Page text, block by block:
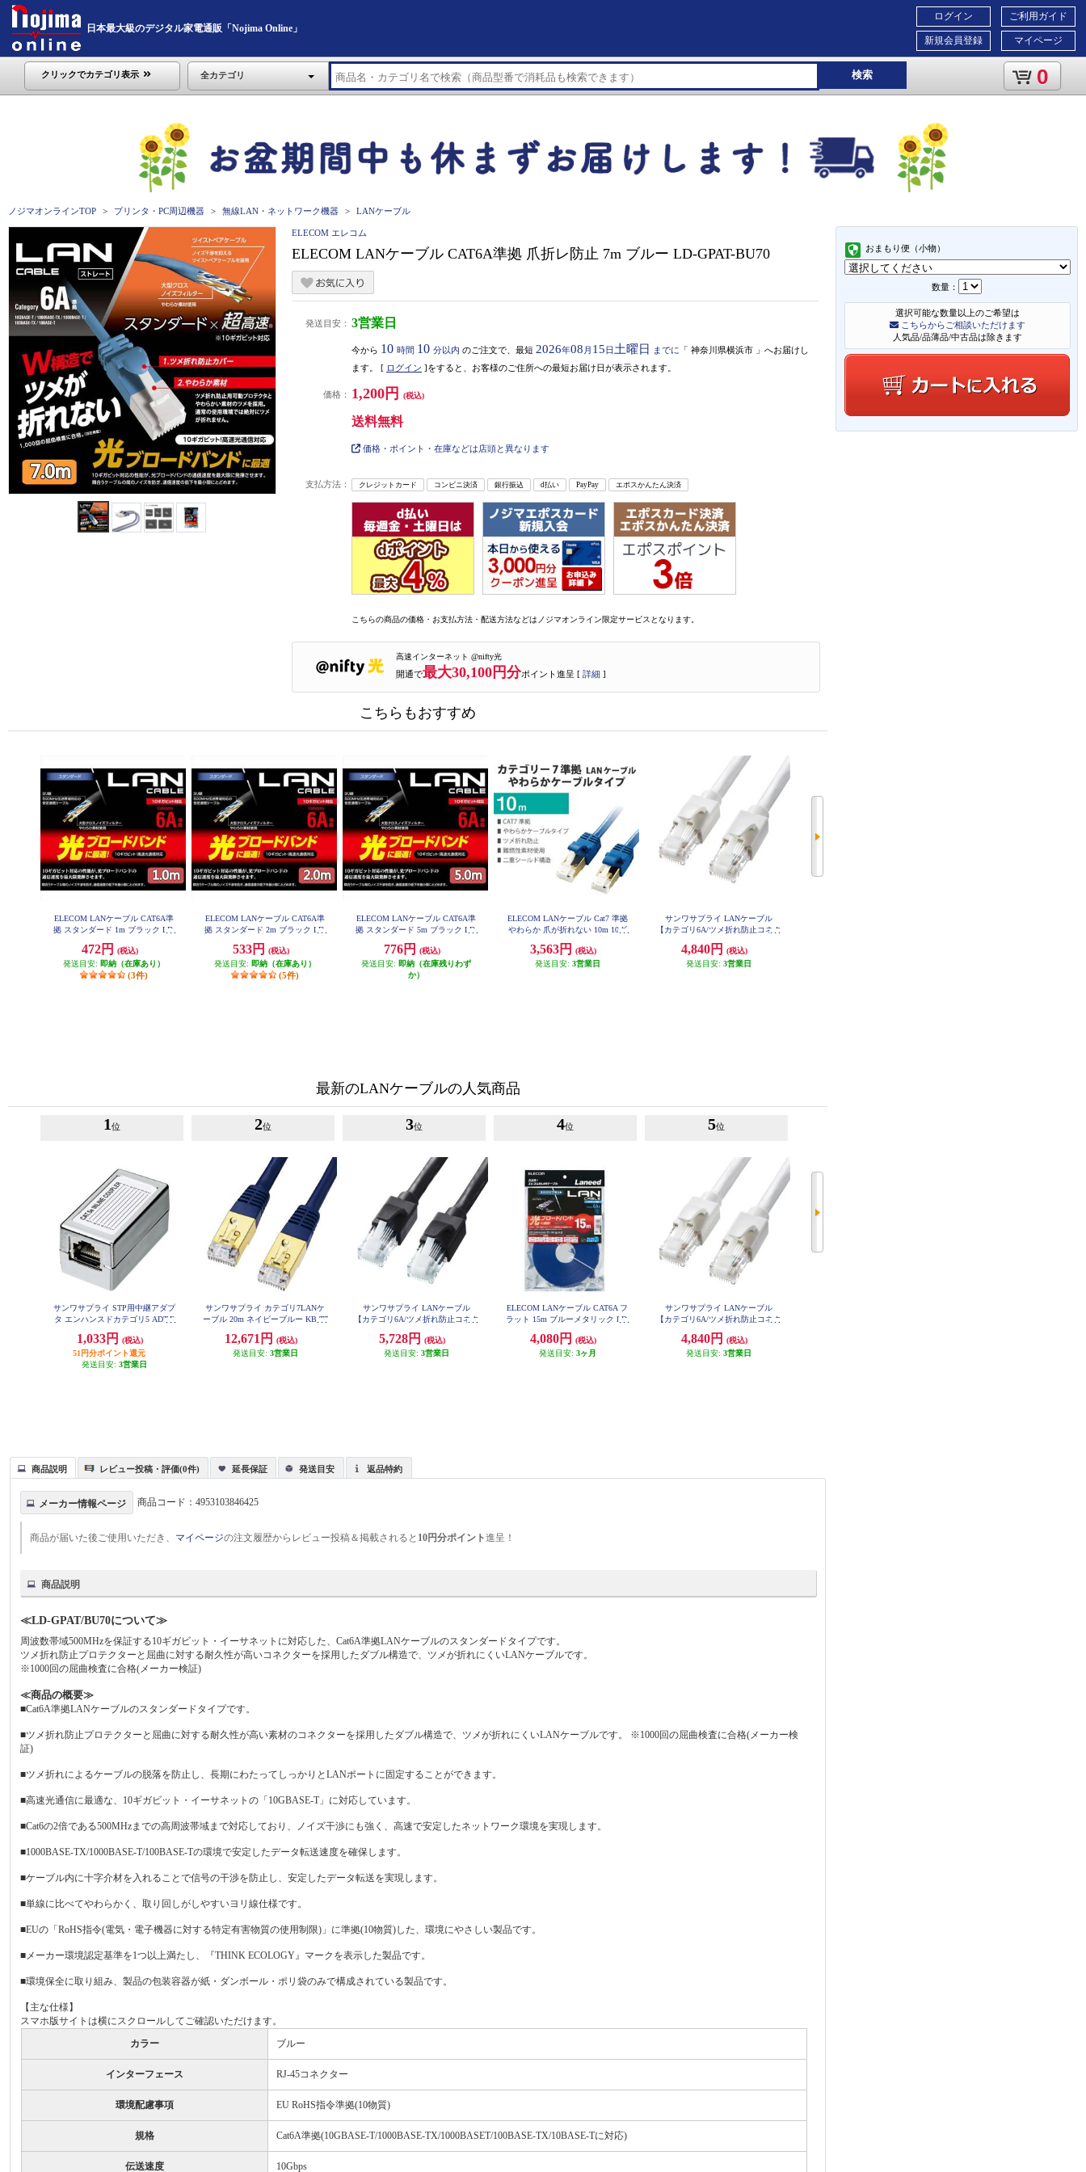
日本最大級のデジタル家電通販「Nojima Online」
ご利用ガイド
マイページ
ログイン
新規会員登録
クリックでカテゴリ表示 全カテゴリ 検索 0
ノジマオンラインTOP プリンタ・PC周辺機器 無線LAN・ネットワーク機器 LANケーブル
おまもり便（小物）
数量：
選択可能な数量以上のご希望は
こちらからご相談いただけます
人気品/品薄品/中古品は除きます
ELECOM エレコム
ELECOM LANケーブル CAT6A準拠 爪折レ防止 7m ブルー LD-GPAT-BU70
発送目安： 3営業日
今から 10 時間 10 分以内 のご注文で、最短 2026年08 月 15日 土曜日 までに 「 神奈川県横浜市 」 へお届けし
ます。 [ ログイン ]をすると、お客様のご住所への最短お届け日が表示されます。
価格： 1,200円 (税込)
送料無料
価格・ポイント・在庫などは店頭と異なります
支払方法： クレジットカード コンビニ決済 銀行振込 d払い PayPay エポスかんたん決済
こちらの商品の価格・お支払方法・配送方法などはノジマオンライン限定サービスとなります。
高速インターネット @nifty光
開通で最大30,100円分ポイント進呈 [ 詳細 ]
こちらもおすすめ
ELECOM LANケーブル CAT6A準
拠 スタンダード 1m ブラック LD-
472円
(税込)
発送目安: 即納（在庫あり）
(3件)
ELECOM LANケーブル CAT6A準
拠 スタンダード 2m ブラック LD-
533円
(税込)
発送目安: 即納（在庫あり）
(5件)
ELECOM LANケーブル CAT6A準
拠 スタンダード 5m ブラック LD-
776円
(税込)
発送目安: 即納（在庫残りわず
か）
ELECOM LANケーブル Cat7 準拠
やわらか 爪が折れない 10m 10ギ
D-TWSYT-BM10
3,563円
(税込)
発送目安: 3営業日
サンワサプライ LANケーブル
【カテゴリ6A/ツメ折れ防止コネク
KB-T6ATS-15W
4,840円
(税込)
発送目安: 3営業日
最新のLANケーブルの人気商品
1 位
サンワサプライ STP用中継アダプ
タ エンハンスドカテゴリ5 ADT-E
1,033円
(税込)
51円分ポイント還元
発送目安: 3営業日
2位
サンワサプライ カテゴリ7LANケ
ーブル 20m ネイビーブルー KB-T7
12,671円
(税込)
発送目安: 3営業日
3位
サンワサプライ LANケーブル
【カテゴリ6A/ツメ折れ防止コネク
KB-T6ATS-20BK
5,728円
(税込)
発送目安: 3営業日
4位
ELECOM LANケーブル CAT6A フ
ラット 15m ブルーメタリック LD-
4,080円
(税込)
発送目安: 3ヶ月
5位
サンワサプライ LANケーブル
【カテゴリ6A/ツメ折れ防止コネク
KB-T6ATS-15W
4,840円
(税込)
発送目安: 3営業日
商品説明 レビュー投稿・評価(0件) 延長保証 発送目安 返品特約
メーカー情報ページ 商品コード：4953103846425
商品が届いた後ご使用いただき、 マイページの注文履歴からレビュー投稿＆掲載されると 10円分ポイント進呈！
商品説明
≪LD-GPAT/BU70について≫
周波数帯域500MHzを保証する10ギガビット・イーサネットに対応した、Cat6A準拠LANケーブルのスタンダードタイプです。
ツメ折れ防止プロテクターと屈曲に対する耐久性が高いコネクターを採用したダブル構造で、ツメが折れにくいLANケーブルです。
※1000回の屈曲検査に合格(メーカー検証)
≪商品の概要≫
■Cat6A準拠LANケーブルのスタンダードタイプです。
■ツメ折れ防止プロテクターと屈曲に対する耐久性が高い素材のコネクターを採用したダブル構造で、ツメが折れにくいLANケーブルです。 ※1000回の屈曲検査に合格(メーカー検
証)
■ツメ折れによるケーブルの脱落を防止し、長期にわたってしっかりとLANポートに固定することができます。
■高速光通信に最適な、10ギガビット・イーサネットの「10GBASE-T」に対応しています。
■Cat6の2倍である500MHzまでの高周波帯域まで対応しており、ノイズ干渉にも強く、高速で安定したネットワーク環境を実現します。
■1000BASE-TX/1000BASE-T/100BASE-Tの環境で安定したデータ転送速度を確保します。
■ケーブル内に十字介材を入れることで信号の干渉を防止し、安定したデータ転送を実現します。
■単線に比べてやわらかく、取り回しがしやすいヨリ線仕様です。
■EUの「RoHS指令(電気・電子機器に対する特定有害物質の使用制限)」に準拠(10物質)した、環境にやさしい製品です。
■メーカー環境認定基準を1つ以上満たし、『THINK ECOLOGY』マークを表示した製品です。
■環境保全に取り組み、製品の包装容器が紙・ダンボール・ポリ袋のみで構成されている製品です。
【主な仕様】
スマホ版サイトは横にスクロールしてご確認いただけます。
カラー
ブルー
インターフェース RJ-45コネクター
環境配慮事項 EU RoHS指令準拠(10物質)
規格 Cat6A準拠(10GBASE-T/1000BASE-TX/1000BASET/100BASE-TX/10BASE-Tに対応)
伝送速度 10Gbps